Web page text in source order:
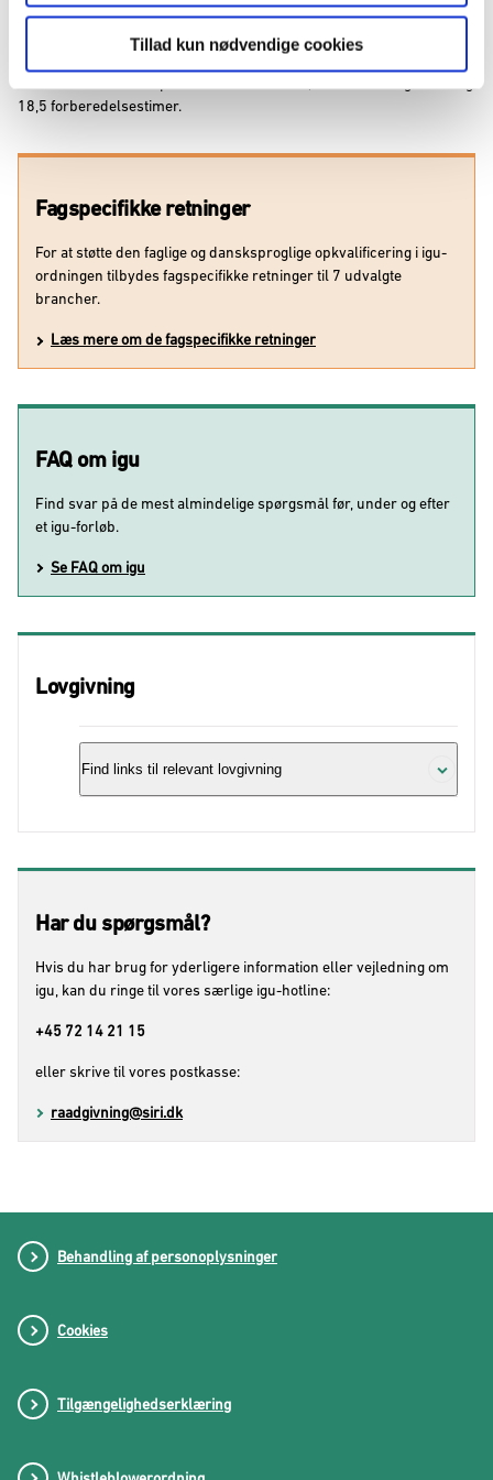
Tillad kun nødvendige cookies
enkeltfag) er der dog behov for forberedelse til undervisningen.
Derfor tæller 1 undervisningstime som 2 timer brugt på
opkvalificering. Det betyder, at 1 hel uge med opkvalificering med de
18,5 forberedelsestimer.
Fagspecifikke retninger
For at støtte den faglige og dansksproglige opkvalificering i igu-
ordningen tilbydes fagspecifikke retninger til 7 udvalgte
brancher.
Læs mere om de fagspecifikke retninger
FAQ om igu
Find svar på de mest almindelige spørgsmål før, under og efter
et igu-forløb.
Se FAQ om igu
Lovgivning
Find links til relevant lovgivning
integrationsgrunduddannelse (igu) (LBK nr. 466 af
16/04/2026)
udlændinge m.fl. (danskuddannelsesloven) (LBK nr.
448 af 16/04/2026)
Arbejdsmarkedsuddannelse (AMU)
(BEK nr 1529 af 05/12/2025)
Almen voksenuddannelse (avu)
om anerkendelse af realkompetence i forhold til fag i
almen voksenuddannelse, i uddannelsen til hf-
Har du spørgsmål?
Hvis du har brug for yderligere information eller vejledning om
igu, kan du ringe til vores særlige igu-hotline:
+45 72 14 21 15
eller skrive til vores postkasse:
raadgivning@siri.dk
Behandling af personoplysninger
Cookies
Tilgængelighedserklæring